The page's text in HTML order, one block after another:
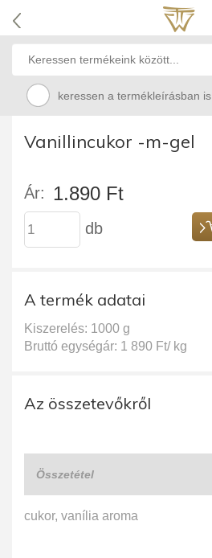
keressen a termékleírásban is
Vanillincukor -m-gel
Ár: 1.890 Ft
db
A termék adatai
Kiszerelés: 1000 g
Bruttó egységár: 1 890 Ft/ kg
Az összetevőkről
Összetétel
cukor, vanília aroma